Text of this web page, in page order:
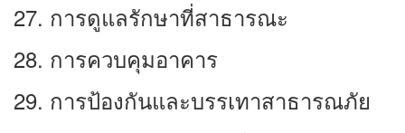
27. การดูแลรักษาที่สาธารณะ
28. การควบคุมอาคาร
29. การป้องกันและบรรเทาสาธารณภัย